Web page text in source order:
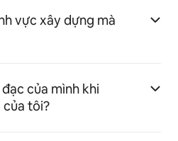
vực xây dựng mà
của mình khi
của tôi?